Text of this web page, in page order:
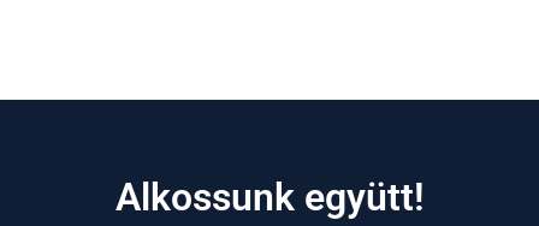
Alkossunk együtt!